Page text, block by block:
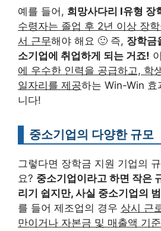
예를 들어, 희망사다리 I유형 장
수령자는 졸업 후 2년 이상 장
서 근무해야 해요 🙂 즉, 장학금
소기업에 취업하게 되는 거죠!
에 우수한 인력을 공급하고, 학
일자리를 제공하는 Win-Win 효
니다!
중소기업의 다양한 규모
그렇다면 장학금 지원 기업의
요? 중소기업이라고 하면 작은
리기 쉽지만, 사실 중소기업의
를 들어 제조업의 경우 상시 근
만이거나 자본금 및 매출액 기